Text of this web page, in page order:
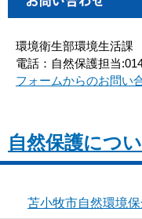
環境衛生部環境生活課
電話：自然保護担当
フォームからのお問い
自然保護につ
苫小牧市自然環境